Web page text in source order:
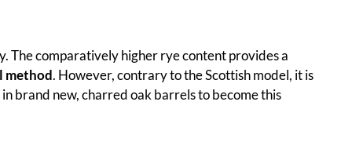
The comparatively higher rye content provides a
method. However, contrary to the Scottish model, it is
brand new, charred oak barrels to become this